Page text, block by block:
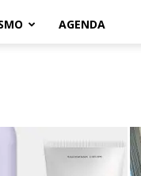
AGENDA